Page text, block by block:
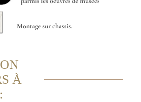
Montage sur chassis.
À